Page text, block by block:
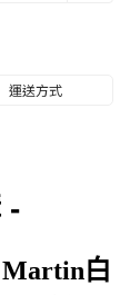
運送方式
-
Martin白